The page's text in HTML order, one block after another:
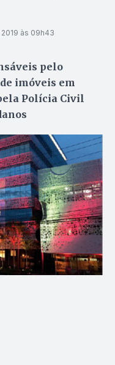
às 09h43
pelo
imóveis em
Polícia Civil